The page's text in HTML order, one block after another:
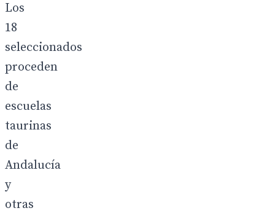
Los
18
seleccionados
proceden
de
escuelas
taurinas
de
Andalucía
y
otras